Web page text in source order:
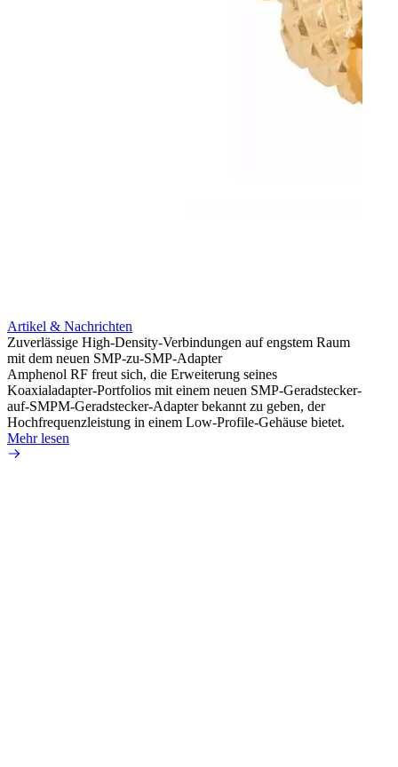
Artikel & Nachrichten
Zuverlässige High-Density-Verbindungen auf engstem Raum
mit dem neuen SMP-zu-SMP-Adapter
Amphenol RF freut sich, die Erweiterung seines
Koaxialadapter-Portfolios mit einem neuen SMP-Geradstecker-
auf-SMPM-Geradstecker-Adapter bekannt zu geben, der
Hochfrequenzleistung in einem Low-Profile-Gehäuse bietet.
Mehr lesen